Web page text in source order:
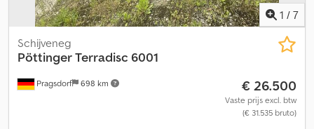
1 / 7
Pragsdorf 698 km
Schijveneg
PöttingerTerradisc 6001
€ 26.500
Vaste prijs excl. btw
(€ 31.535 bruto)